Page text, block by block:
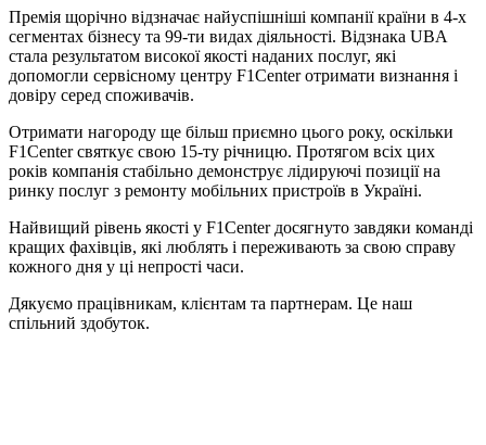
Премія щорічно відзначає найуспішніші компанії країни в 4-х
сегментах бізнесу та 99-ти видах діяльності. Відзнака UBA
стала результатом високої якості наданих послуг, які
допомогли сервісному центру F1Center отримати визнання і
довіру серед споживачів.
Отримати нагороду ще більш приємно цього року, оскільки
F1Center святкує свою 15-ту річницю. Протягом всіх цих
років компанія стабільно демонструє лідируючі позиції на
ринку послуг з ремонту мобільних пристроїв в Україні.
Найвищий рівень якості у F1Center досягнуто завдяки команді
кращих фахівців, які люблять і переживають за свою справу
кожного дня у ці непрості часи.
Дякуємо працівникам, клієнтам та партнерам. Це наш
спільний здобуток.